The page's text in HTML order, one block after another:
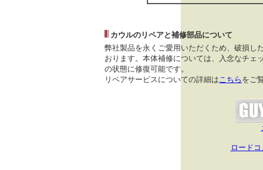
カウルのリペアと補修部品について
弊社製品を永くご愛用いただくため、破損し
おります。本体補修については、入念なチェ
の状態に修復可能です。
リペアサービスについての詳細はこちら をご
ロード